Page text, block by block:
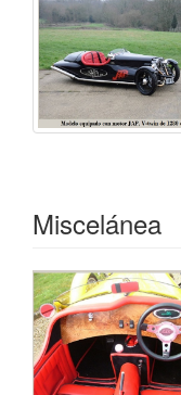
Miscelánea